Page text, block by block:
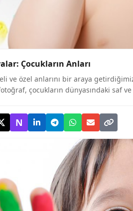
Çocukların Anları
ve özel anlarını bir araya
çocukların dünyasındaki saf ve
N